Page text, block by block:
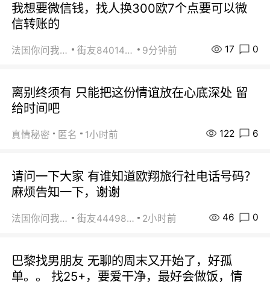
我想要微信钱，找人换300欧7个点要可以微
信转账的
法国你问我答 街友84014588 9分钟前 17 0
离别终须有 只能把这份情谊放在心底深处 留
给时间吧
真情秘密 匿名 1小时前 122 6
请问一下大家 有谁知道欧翔旅行社电话号码？
麻烦告知一下，谢谢
法国你问我答 街友44498484 2小时前 46 0
巴黎找男朋友 无聊的周末又开始了，好孤
单。。 找25+，要爱干净，最好会做饭，情